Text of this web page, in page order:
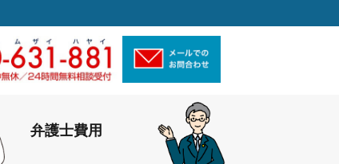
弁護士費用